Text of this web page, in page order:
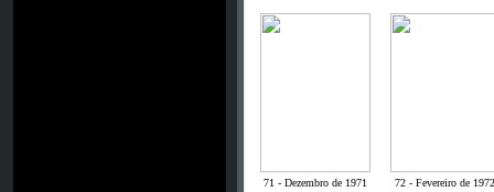
71 - Dezembro de 1971
72 - Fevereiro de 1972